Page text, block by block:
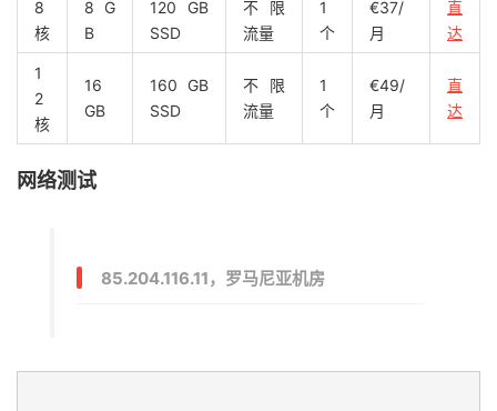
8
核
8 G
B
120 GB
SSD
不限
流量
1
个
€37/
月
直
达
1
2
核
16
GB
160 GB
SSD
不限
流量
1
个
€49/
月
直
达
网络测试
85.204.116.11，罗马尼亚机房